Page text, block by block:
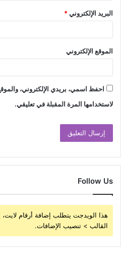
البريد الإلكتروني*
الموقع الإلكتروني
احفظ اسمي، بريدي الإلكتروني،
لاستخدامها المرة المقبلة في تعليقي.
Follow Us
هذا الويدجت يتطلب إضافة أرقام
القالب > تنصيب الإضافات.